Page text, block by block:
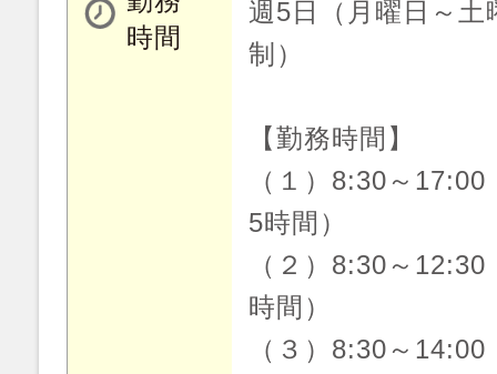
時間
週5日（月曜日～
制）
【勤務時間】
（１）8:30～
5時間）
（２）8:30～
時間）
（３）8:30～